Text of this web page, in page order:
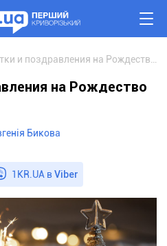
на Рождество
Бикова
1KR.UA вViber